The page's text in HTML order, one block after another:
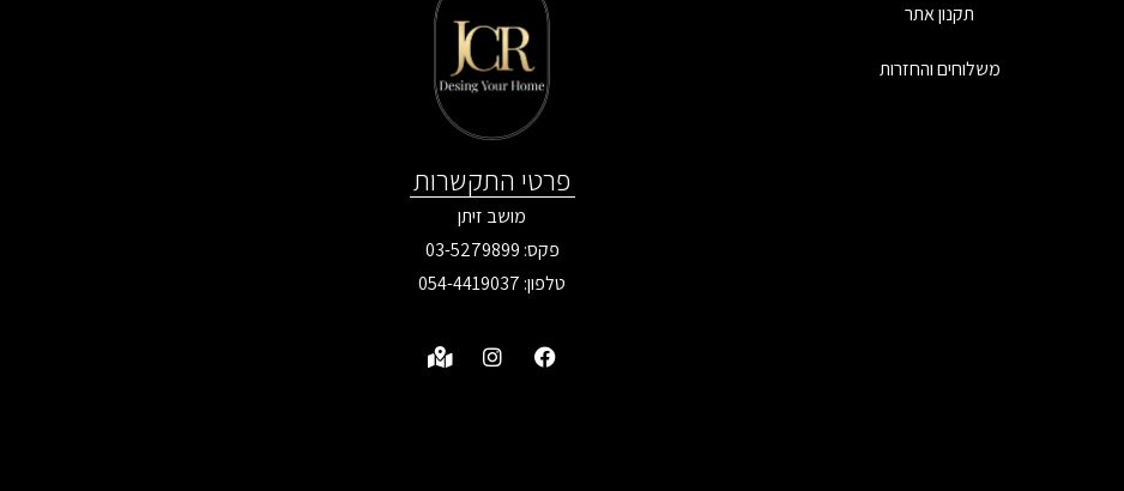
תקנון אתר
משלוחים והחזרות
פרטי התקשרות
מושב זיתן
פקס: 03-5279899
טלפון: 054-4419037